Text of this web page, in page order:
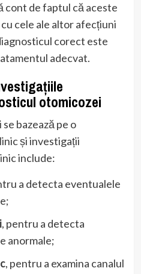
cont de faptul că aceste
cele ale altor afecțiuni
corect este
adecvat.
otomicozei
bazează pe o
și investigații
include:
a detecta eventualele
, pentru a detecta
anormale;
, pentru a examina canalul